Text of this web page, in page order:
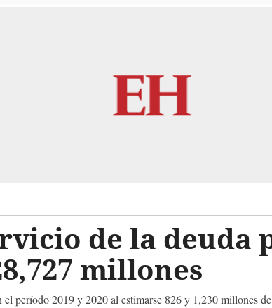
de la deuda
millones
período 2019 y 2020 al estimarse 826 y 1,230 millones